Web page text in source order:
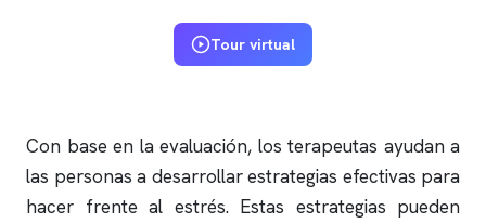
Tour virtual
Con base en la evaluación, los terapeutas ayudan a
las personas a desarrollar estrategias efectivas para
hacer frente al estrés. Estas estrategias pueden